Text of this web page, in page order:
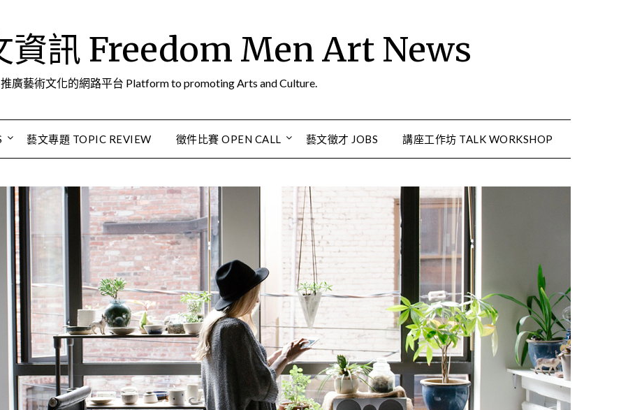
資訊 Freedom Men Art News
推廣藝術文化的網路平台 Platform to promoting Arts and Culture.
藝文專題 TOPIC REVIEW 徵件比賽 OPEN CALL 藝文徵才 JOBS 講座工作坊 TALK WORKSHOP